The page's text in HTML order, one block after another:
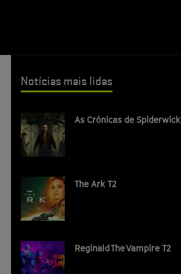
Notícias mais lidas
As Crónicas de Spiderwick
The Ark T2
Reginald The Vampire T2